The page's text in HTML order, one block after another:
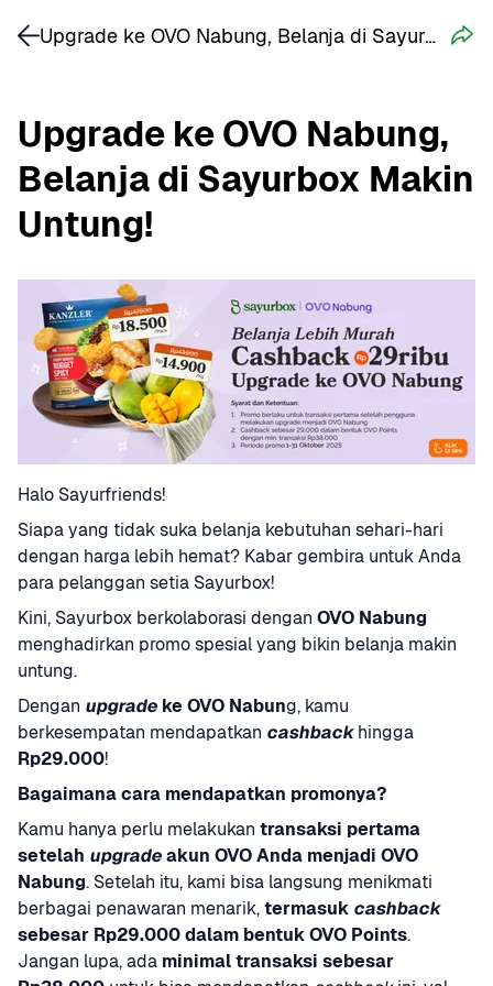
Upgrade ke OVO Nabung,
Belanja di Sayurbox Makin
Untung!
Halo Sayurfriends!
Siapa yang tidak suka belanja kebutuhan sehari-hari
dengan harga lebih hemat? Kabar gembira untuk Anda
para pelanggan setia Sayurbox!
Kini, Sayurbox berkolaborasi dengan OVO Nabung
menghadirkan promo spesial yang bikin belanja makin
untung.
Dengan upgrade ke OVO Nabung, kamu
berkesempatan mendapatkan cashback
Rp29.000!
Bagaimana cara mendapatkan promonya?
Kamu hanya perlu melakukan transaksi pertama
setelah upgrade akun OVO Anda menjadi OVO
Nabung. Setelah itu, kami bisa langsung menikmati
berbagai penawaran menarik, termasuk cashback
sebesar Rp29.000 dalam bentuk OVO Points.
Jangan lupa, ada minimal transaksi sebesar
Upgrade ke OVO Nabung, Belanja di Sayurbox Makin Untung!